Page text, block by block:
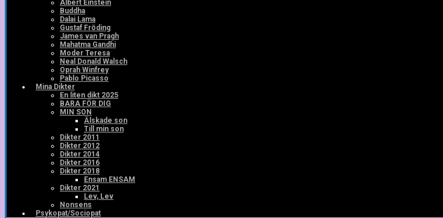
Albert Einstein
Buddha
Dalai Lama
Gustaf Fröding
James van Pragh
Mahatma Gandhi
Moder Teresa
Neal Donald Walsch
Oprah Winfrey
Pablo Picasso
Mina Dikter
En liten dikt 2025
BARA FÖR DIG
MIN SON
Älskade son
Till min son
Dikter 2011
Dikter 2012
Dikter 2014
Dikter 2016
Dikter 2018
Ensam ENSAM
Dikter 2021
Lev, Lev
Nonsens
Psykopat/Sociopat